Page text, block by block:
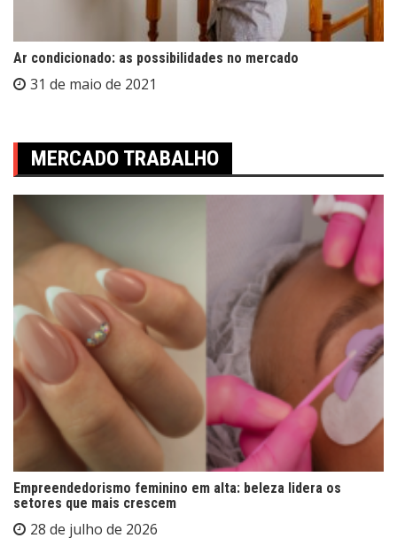
Ar condicionado: as possibilidades no mercado
31 de maio de 2021
MERCADO TRABALHO
Empreendedorismo feminino em alta: beleza lidera os
setores que mais crescem
28 de julho de 2026